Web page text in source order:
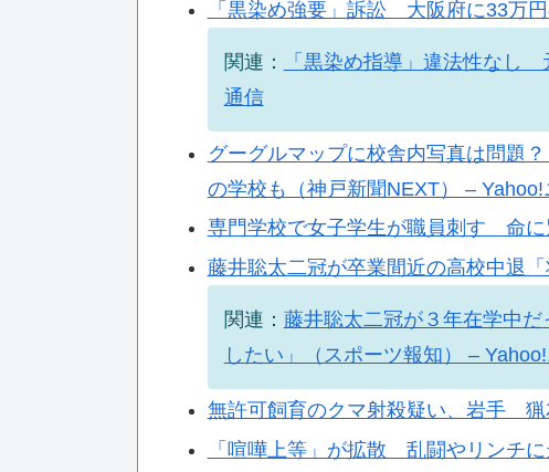
「黒染め強要」訴訟 大阪府に33万
関連：
「黒染め指導」違法性なし
通信
グーグルマップに校舎内写真は問題
の学校も（神戸新聞NEXT） – Yahoo!
専門学校で女子学生が職員刺す 命に
藤井聡太二冠が卒業間近の高校中退
関連： 藤井聡太二冠が３年在学中
したい」（スポーツ報知） –
無許可飼育のクマ射殺疑い、岩手
「喧嘩上等」が拡散 乱闘やリンチ